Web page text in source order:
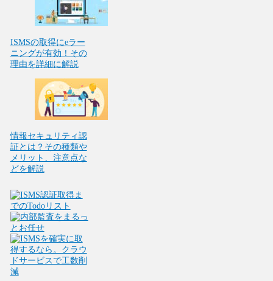
ISMSの取得にeラー
ニングが有効！その
理由を詳細に解説
情報セキュリティ認
証とは？その種類や
メリット、注意点な
どを解説